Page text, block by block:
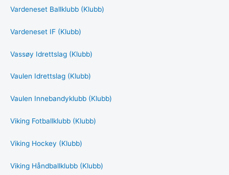
Vardeneset Ballklubb (Klubb)
Vardeneset IF (Klubb)
Vassøy Idrettslag (Klubb)
Vaulen Idrettslag (Klubb)
Vaulen Innebandyklubb (Klubb)
Viking Fotballklubb (Klubb)
Viking Hockey (Klubb)
Viking Håndballklubb (Klubb)